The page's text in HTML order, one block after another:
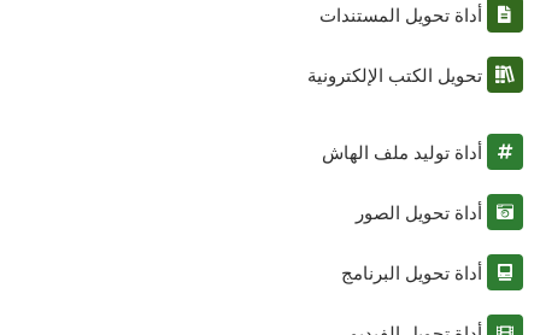
أداة تحويل المستندات
تحويل الكتب الإلكترونية
أداة توليد ملف الهاش
أداة تحويل الصور
أداة تحويل البرنامج